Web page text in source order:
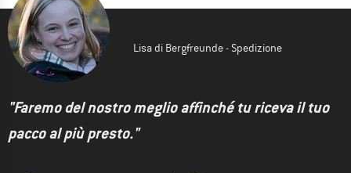
Lisa di Bergfreunde - Spedizione
"Faremo del nostro meglio affinché tu riceva il tuo
pacco al più presto."